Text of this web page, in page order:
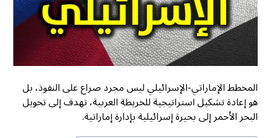
المخطط الإماراتي-الإسرائيلي ليس مجرد صراع على النفوذ، بل
هو إعادة تشكيل استراتيجية للخريطة العربية، تهدف إلى تحويل
البحر الأحمر إلى بحيرة إسرائيلية بإدارة إماراتية.